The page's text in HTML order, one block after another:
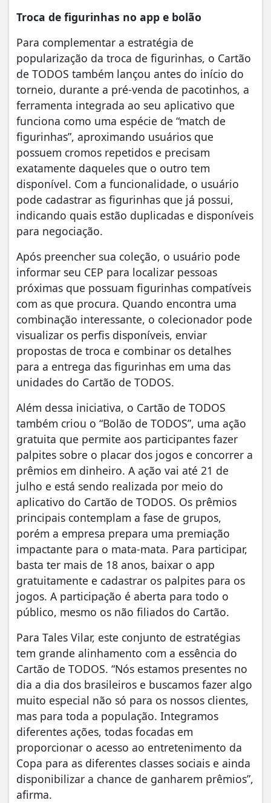
Troca de figurinhas no app e bolão
Para complementar a estratégia de
popularização da troca de figurinhas, o Cartão
de TODOS também lançou antes do início do
torneio, durante a pré-venda de pacotinhos, a
ferramenta integrada ao seu aplicativo que
funciona como uma espécie de “match de
figurinhas”, aproximando usuários que
possuem cromos repetidos e precisam
exatamente daqueles que o outro tem
disponível. Com a funcionalidade, o usuário
pode cadastrar as figurinhas que já possui,
indicando quais estão duplicadas e disponíveis
para negociação.
Após preencher sua coleção, o usuário pode
informar seu CEP para localizar pessoas
próximas que possuam figurinhas compatíveis
com as que procura. Quando encontra uma
combinação interessante, o colecionador pode
visualizar os perfis disponíveis, enviar
propostas de troca e combinar os detalhes
para a entrega das figurinhas em uma das
unidades do Cartão de TODOS.
Além dessa iniciativa, o Cartão de TODOS
também criou o “Bolão de TODOS”, uma ação
gratuita que permite aos participantes fazer
palpites sobre o placar dos jogos e concorrer a
prêmios em dinheiro. A ação vai até 21 de
julho e está sendo realizada por meio do
aplicativo do Cartão de TODOS. Os prêmios
principais contemplam a fase de grupos,
porém a empresa prepara uma premiação
impactante para o mata-mata. Para participar,
basta ter mais de 18 anos, baixar o app
gratuitamente e cadastrar os palpites para os
jogos. A participação é aberta para todo o
público, mesmo os não filiados do Cartão.
Para Tales Vilar, este conjunto de estratégias
tem grande alinhamento com a essência do
Cartão de TODOS. “Nós estamos presentes no
dia a dia dos brasileiros e buscamos fazer algo
muito especial não só para os nossos clientes,
mas para toda a população. Integramos
diferentes ações, todas focadas em
proporcionar o acesso ao entretenimento da
Copa para as diferentes classes sociais e ainda
disponibilizar a chance de ganharem prêmios”,
afirma.